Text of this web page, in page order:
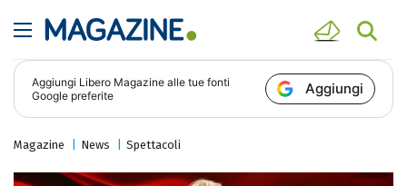
Aggiungi Libero Magazine alle tue fonti
Google preferite
Aggiungi
Magazine News Spettacoli